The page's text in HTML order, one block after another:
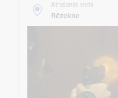
Atrašanās vieta
Rēzekne